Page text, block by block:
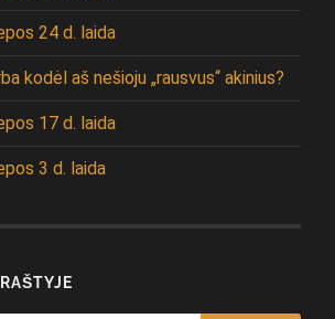
24 d. laida
kodėl aš nešioju „rausvus“ akinius?
17 d. laida
3 d. laida